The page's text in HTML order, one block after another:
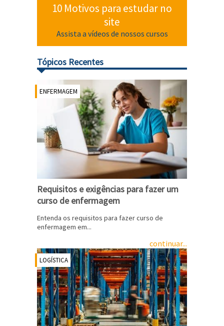
10 Motivos para estudar no
site
Assista a vídeos de nossos cursos
Tópicos Recentes
ENFERMAGEM
Requisitos e exigências para fazer um
curso de enfermagem
Entenda os requisitos para fazer curso de
enfermagem em...
continuar...
LOGÍSTICA